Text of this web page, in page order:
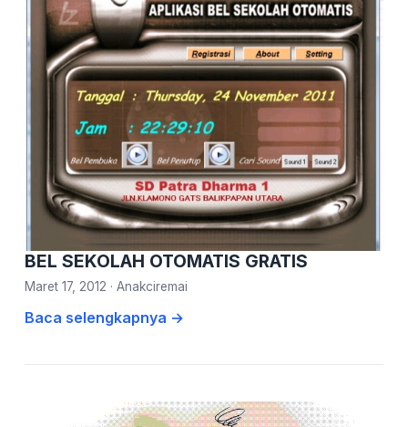
BEL SEKOLAH OTOMATIS GRATIS
Maret 17, 2012 · Anakciremai
Baca selengkapnya →